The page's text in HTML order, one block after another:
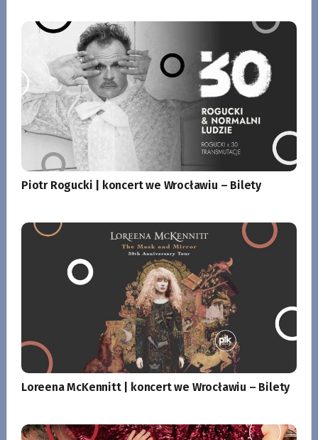
Piotr Rogucki | koncert we Wrocławiu – Bilety
Loreena McKennitt | koncert we Wrocławiu – Bilety